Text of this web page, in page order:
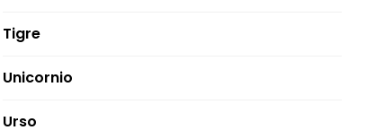
Tigre
Unicornio
Urso